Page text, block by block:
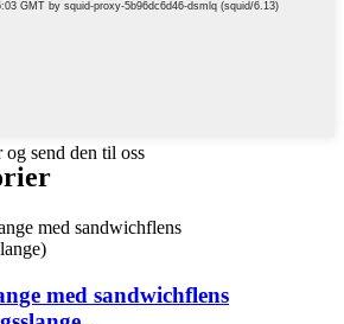
send den til oss
med sandwichflens